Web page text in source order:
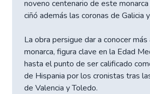
noveno centenario de este
ciñó además las coronas de Galicia
La obra persigue dar a conocer
monarca, figura clave en la Edad
hasta el punto de ser calificado
de Hispania por los cronistas tras
de Valencia y Toledo.